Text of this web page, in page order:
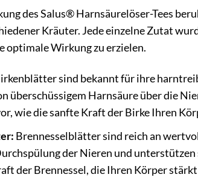
des Salus® Harnsäurelöser-Tees
Kräuter. Jede einzelne Zutat
optimale Wirkung zu erzielen.
sind bekannt für ihre
überschüssigem Harnsäure über die
wie die sanfte Kraft der Birke Ihren
Brennesselblätter sind reich an
der Nieren und
der Brennessel, die Ihren Körper